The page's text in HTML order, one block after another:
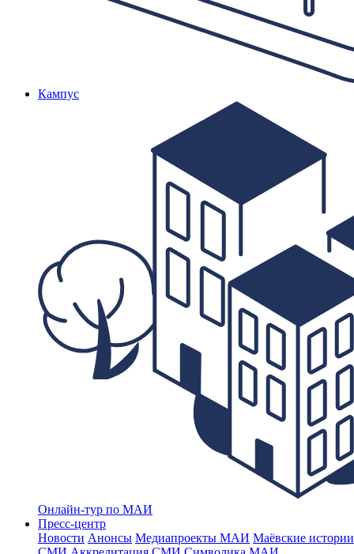
Кампус
Онлайн-тур по МАИ
Пресс-центр
Новости Анонсы Медиапроекты МАИ Маёвские